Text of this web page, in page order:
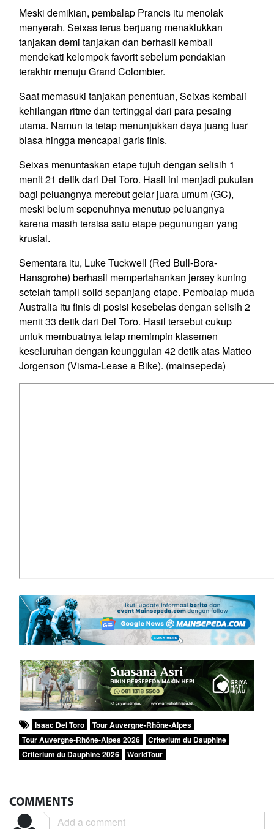
Meski demikian, pembalap Prancis itu menolak
menyerah. Seixas terus berjuang menaklukkan
tanjakan demi tanjakan dan berhasil kembali
mendekati kelompok favorit sebelum pendakian
terakhir menuju Grand Colombier.
Saat memasuki tanjakan penentuan, Seixas kembali
kehilangan ritme dan tertinggal dari para pesaing
utama. Namun ia tetap menunjukkan daya juang luar
biasa hingga mencapai garis finis.
Seixas menuntaskan etape tujuh dengan selisih 1
menit 21 detik dari Del Toro. Hasil ini menjadi pukulan
bagi peluangnya merebut gelar juara umum (GC),
meski belum sepenuhnya menutup peluangnya
karena masih tersisa satu etape pegunungan yang
krusial.
Sementara itu, Luke Tuckwell (Red Bull-Bora-
Hansgrohe) berhasil mempertahankan jersey kuning
setelah tampil solid sepanjang etape. Pembalap muda
Australia itu finis di posisi kesebelas dengan selisih 2
menit 33 detik dari Del Toro. Hasil tersebut cukup
untuk membuatnya tetap memimpin klasemen
keseluruhan dengan keunggulan 42 detik atas Matteo
Jorgenson (Visma-Lease a Bike). (mainsepeda)
Isaac Del Toro
Tour Auvergne-Rhône-Alpes
Tour Auvergne-Rhône-Alpes 2026
Criterium du Dauphine
Criterium du Dauphine 2026
WorldTour
COMMENTS